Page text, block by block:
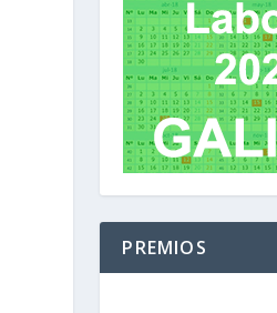
PREMIOS